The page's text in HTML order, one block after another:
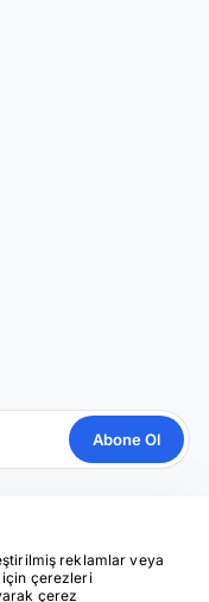
Abone Ol
reklamlar veya
çerezleri
çerez